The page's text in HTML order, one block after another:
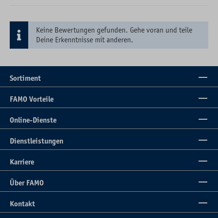
Keine Bewertungen gefunden. Gehe voran und teile
Deine Erkenntnisse mit anderen.
Sortiment
FAMO Vorteile
Online-Dienste
Dienstleistungen
Karriere
Über FAMO
Kontakt